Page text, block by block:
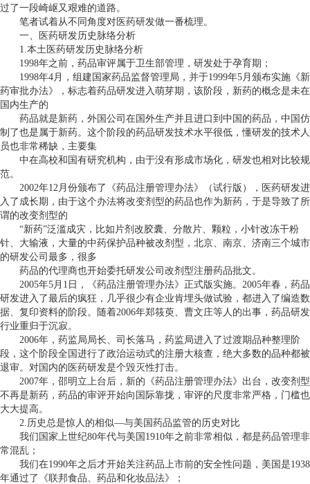
过了一段崎岖又艰难的道路。
笔者试着从不同角度对医药研发做一番梳理。
一、医药研发历史脉络分析
1.本土医药研发历史脉络分析
1998年之前，药品审评属于卫生部管理，研发处于孕育期；
1998年4月，组建国家药品监督管理局，并于1999年5月颁布实施《新
药审批办法》，标志着药品研发进入萌芽期，该阶段，新药的概念是未在
国内生产的
药品就是新药，外国公司在国外生产并且进口到中国的药品，中国仿
制了也是属于新药。这个阶段的药品研发技术水平很低，懂研发的技术人
员也非常稀缺，主要集
中在高校和国有研究机构，由于没有形成市场化，研发也相对比较规
范。
2002年12月份颁布了《药品注册管理办法》（试行版），医药研发进
入了成长期，由于这个办法将改变剂型的药品也作为新药，于是导致了所
谓的改变剂型的
“新药”泛滥成灾，比如片剂改胶囊、分散片、颗粒，小针改冻干粉
针、大输液，大量的中药保护品种被改剂型，北京、南京、济南三个城市
的研发公司最多，很多
药品的代理商也开始委托研发公司改剂型注册药品批文。
2005年5月 1 日，《药品注册管理办法》正式版实施。 2005年春，药品
研发进入了最后的疯狂，几乎很少有企业肯埋头做试验，都进入了编造数
据、复印资料的阶段。随着2006年郑筱萸、曹文庄等人的出事，药品研发
行业重归于沉寂。
2006年，药监局局长、司长落马，药监局进入了过渡期品种整理阶
段，这个阶段全国进行了政治运动式的注册大核查，绝大多数的品种都被
退审。对国内的医药研发是个毁灭性打击。
2007年，邵明立上台后，新的《药品注册管理办法》出台，改变剂型
不再是新药，药品的审评开始向国际靠拢，审评的尺度非常严格，门槛也
大大提高。
2.历史总是惊人的相似—与美国药品监管的历史对比
我们国家上世纪80年代与美国 1910年之前非常相似，都是药品管理非
常混乱；
我们在1990年之后才开始关注药品上市前的安全性问题，美国是1938
年通过了《联邦食品、药品和化妆品法》；